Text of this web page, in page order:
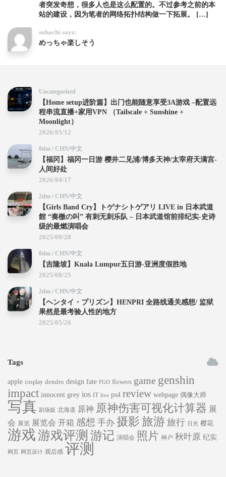
者突发奇想，很多人也是这么配置的。不过参考之前的本
站的建设，因为笔者的网络拓扑结构做一下拓展。 […]
sohachi says:
めっちゃ楽しそう
Uncategorized
【Home setup进阶篇】出门也能随意享受3A游戏 –配置远
程串流直播+家用VPN （Tailscale + Sunshine +
Moonlight）
2026/05/12
0dm / CHN/中文
【福冈】福冈一日游 樱井二见浦/博多天神/太宰府天满宫-
人间好处
2026/04/17
2dm / CHN/中文
【Girls Band Cry】トゲナシトゲアリ LIVE in 日本武道
館 “奏檄の叫” 有刺无刺乐队 – 日本武道馆前排纪实-史诗
级的最燃演唱会
2025/09/28
0dm / CHN/中文
【吉隆坡】Kuala Lumpur五日游-亚洲度假胜地
2025/08/25
2dm / CHN/中文
【ヘンタイ・プリズン】HENPRI 全路线通关感想/ 监狱
果然是最考验人性的地方
2025/05/26
Tags
apple cosplay dendro design fate FGO flowers game genshin
impact innocent grey ios IT live ps4 review webpage 偶像大师
写真 剧场版 北海道 原神 原神伤害可视化计算器 展
会 展览 展览会 开箱 感想 手办 摄影 旅游 旅行 日光 樱花
游戏游戏评测 游记 演唱会 照片 神户 秋叶原 纪实
网页 网页设计 观后感 评测